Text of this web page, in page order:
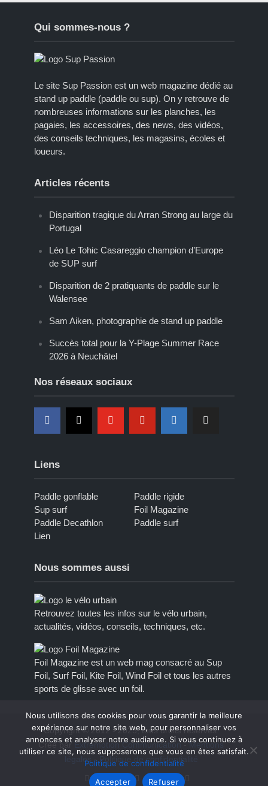
Qui sommes-nous ?
Le site Sup Passion est un web magazine dédié au
stand up paddle (paddle ou sup). On y retrouve de
nombreuses informations sur les planches, les
pagaies, les accessoires, des news, des vidéos,
des conseils techniques, les magasins, écoles et
loueurs.
Articles récents
Disparition tragique du Arran Strong au large du
Portugal
Léo Le Tohic Casareggio champion d’Europe
de SUP surf
Disparition de 2 pratiquants de paddle sur le
Walensee
Sam Aiken, photographie de stand up paddle
Succès total pour la Y-Plage Summer Race
2026 à Neuchâtel
Nos réseaux sociaux
Liens
Paddle gonflable
Paddle rigide
Sup surf
Foil Magazine
Paddle Decathlon
Paddle surf
Lien
Nous sommes aussi
Retrouvez toutes les infos sur le vélo urbain,
actualités, vidéos, conseils, techniques, etc.
Foil Magazine est un web mag consacré au Sup
Foil, Surf Foil, Kite Foil, Wind Foil et tous les autres
sports de glisse avec un foil.
Copyright © 2012 - 2023, tous droits réservés.
Créé par Extremotion Communication-Mentions
légales
-Politique de confidentialité
Nous utilisons des cookies pour vous garantir la meilleure
expérience sur notre site web, pour personnaliser vos
annonces et analyser notre audiance. Si vous continuez à
utiliser ce site, nous supposerons que vous en êtes satisfait.
Politique de confidentialité
Accepter
Refuser